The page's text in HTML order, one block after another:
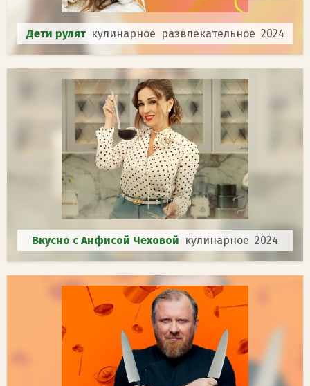
Дети рулят кулинарное развлекательное 2024
Вкусно с Анфисой Чеховой кулинарное 2024